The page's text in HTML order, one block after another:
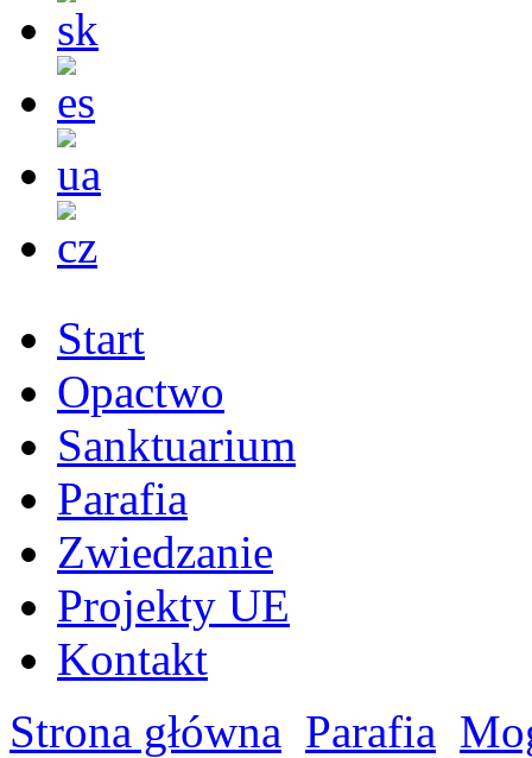
Start
Opactwo
Sanktuarium
Parafia
Zwiedzanie
Projekty UE
Kontakt
Strona główna Parafia